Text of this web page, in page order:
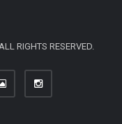
RIGHTS RESERVED.